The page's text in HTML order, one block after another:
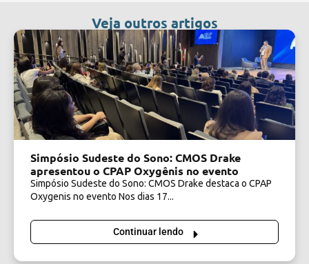
Veja outros artigos
Simpósio Sudeste do Sono: CMOS Drake
apresentou o CPAP Oxygênis no evento
Simpósio Sudeste do Sono: CMOS Drake destaca o CPAP
Oxygenis no evento Nos dias 17...
Continuar lendo